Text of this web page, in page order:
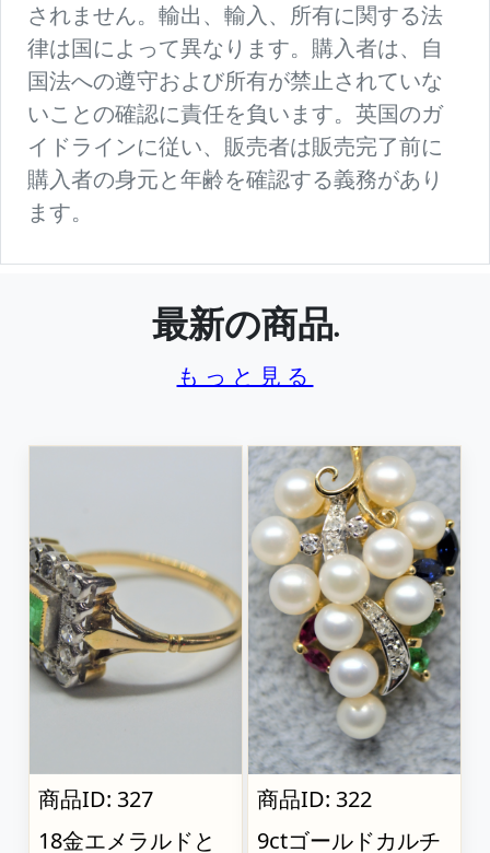
されません。輸出、輸入、所有に関する法
律は国によって異なります。購入者は、自
国法への遵守および所有が禁止されていな
いことの確認に責任を負います。英国のガ
イドラインに従い、販売者は販売完了前に
購入者の身元と年齢を確認する義務があり
ます。
最新の商品.
もっと見る
商品ID: 327
18金エメラルドと
商品ID: 322
9ctゴールドカルチ